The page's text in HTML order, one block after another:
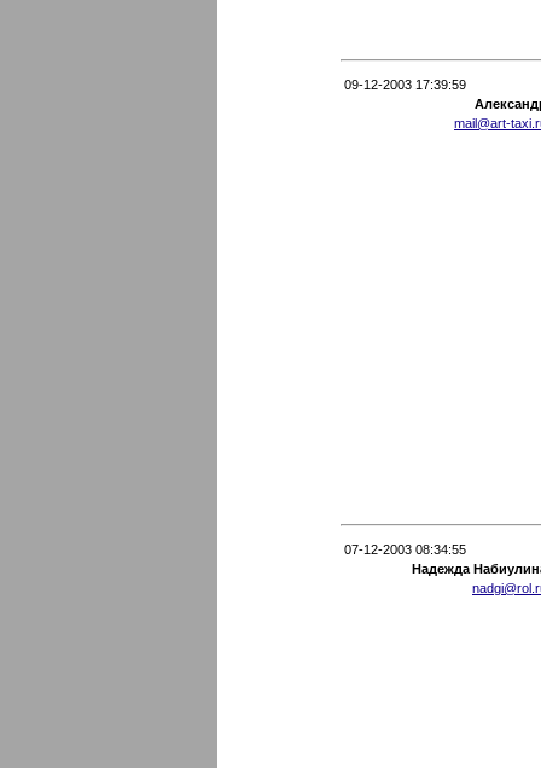
09-12-2003 17:39:59
mail@art-
07-12-2003 08:34:55
Надежда